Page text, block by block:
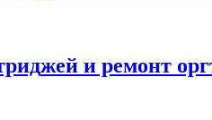
жей и ремонт